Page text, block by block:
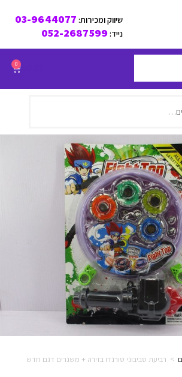
שיווק ומכירות: 03-9644077
נייד:052-2687599
0
> רביעת סביבוני טורנדו בזירה + משגרים דגם חדש